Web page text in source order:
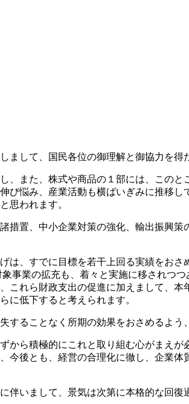
して、国民各位の御理解と御協力を得
また、株式や商品の１部には、この
悩み、産業活動も横ばいぎみに推移
思われます。
置、中小企業対策の強化、輸出振興
、すでに目標を若干上回る実績をお
事業の拡充も、着々と実施に移されつ
これら財政支出の促進に加えまして、
に低下すると考えられます。
ることなく所期の効果をおさめるよう
ら積極的にこれと取り組む心がまえ
後とも、経営の合理化に徹し、企業
いまして、景気は次第に本格的な回